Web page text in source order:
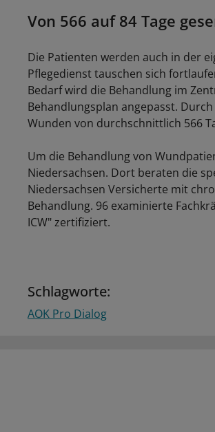
Von 566 auf 84 Tage
Die Patienten werden auch in der
Pflegedienst tauschen sich
Bedarf wird die Behandlung im
Behandlungsplan angepasst.
Wunden von durchschnittlich 566
Um die Behandlung von
Niedersachsen. Dort beraten die
Niedersachsen Versicherte mit
Behandlung. 96 examinierte
ICW" zertifiziert.
Schlagworte:
AOK Pro Dialog